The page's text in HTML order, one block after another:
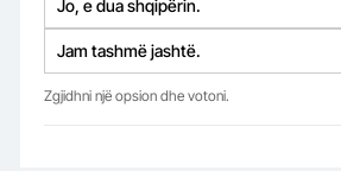
Jo, e dua shqipërin.
Jam tashmë jashtë.
Zgjidhni një opsion dhe votoni.